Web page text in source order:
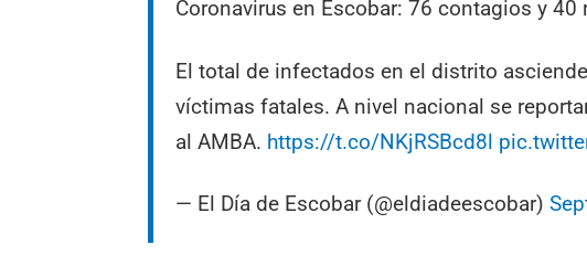
Coronavirus en Escobar: 76 contagios y
El total de infectados en el distrito
víctimas fatales. A nivel nacional se
al AMBA. https://t.co/NKjRSBcd8l
— El Día de Escobar (@eldiadeescobar)